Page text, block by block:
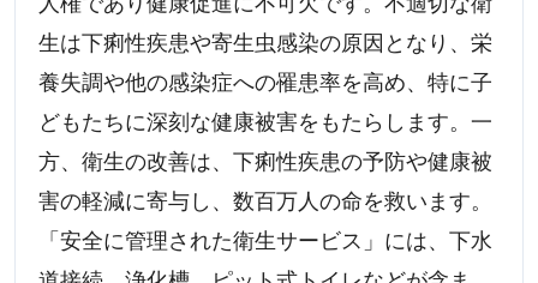
生は下痢性疾患や寄生虫感染の原因となり、栄
養失調や他の感染症への罹患率を高め、特に子
どもたちに深刻な健康被害をもたらします。一
方、衛生の改善は、下痢性疾患の予防や健康被
害の軽減に寄与し、数百万人の命を救います。
「安全に管理された衛生サービス」には、下水